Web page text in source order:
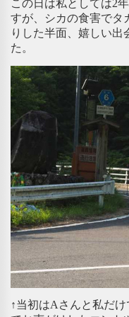
この日は私としては2
すが、シカの食害でタ
りした半面、嬉しい
た。
↑当初はAさんと私だ